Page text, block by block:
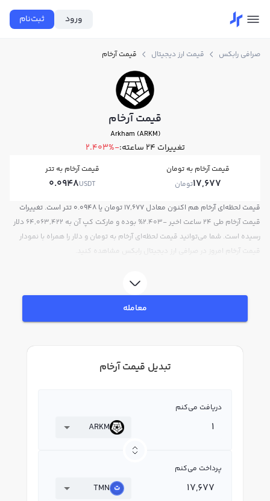
ورود ثبت‌نام
صرافی رابکس قیمت ارز دیجیتال قیمت آرخام
قیمت آرخام
Arkham (ARKM)
تغییرات ۲۴ ساعته: -2.403%
قیمت آرخام به تومان
17,677تومان
قیمت آرخام به تتر
0.0948USDT
قیمت لحظه‌ای آرخام هم اکنون معادل 17,677 تومان یا 0.0948 تتر است. تغییرات
قیمت آرخام طی 24 ساعت اخیر -2.403% بوده و مارکت کپ آن به 64,063,422 دلار
رسیده است. شما می‌توانید قیمت لحظه‌ای آرخام به تومان و دلار را همراه با نمودار
قیمت آرخام امروز در صرافی ارز دیجیتال رابکس مشاهده کنید.
معامله
تبدیل قیمت آرخام
دریافت می‌کنم
ARKM
پرداخت می‌کنم
TMN